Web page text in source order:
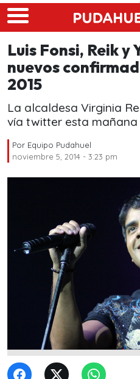
Skip to main content
Luis Fonsi, Reik y
nuevos
2015
La alcaldesa Virginia
vía twitter esta mañana
Por Equipo Pudahuel
noviembre 5, 2014 - 3:23 pm